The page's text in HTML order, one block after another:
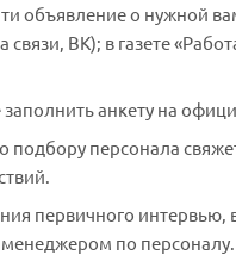
объявление о нужной
ВК); в газете
анкету на
персонала
первичного
менеджером по персоналу.